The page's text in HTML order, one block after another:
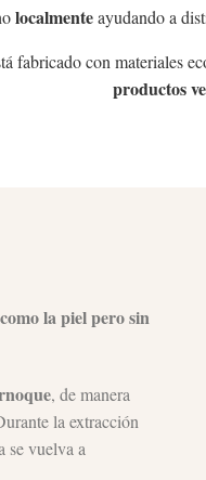
localmenteayudando a
fabricado con materiales
productos
la piel pero sin
, de manera
la extracción
se vuelva a